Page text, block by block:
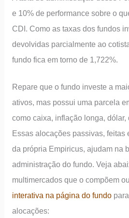
e 10% de performance sobre o
CDI. Como as taxas dos fundos
devolvidas parcialmente ao
fundo fica em torno de 1,722%.
Repare que o fundo investe a
ativos, mas possui uma parcela
como caixa, inflação longa, dólar,
Essas alocações passivas, feitas
da própria Empiricus, ajudam na
administração do fundo. Veja
multimercados que o compõem
interativa na página do fundo
alocações: